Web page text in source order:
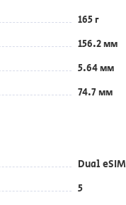
165 г
156.2 мм
5.64 мм
74.7 мм
Dual eSIM
5